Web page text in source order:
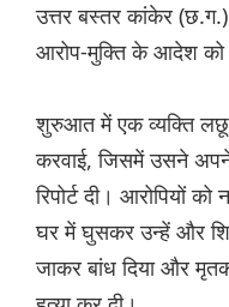
उत्तर बस्तर कांकेर
आरोप-मुक्ति के आदेश को
शुरुआत में एक व्यक्ति
करवाई, जिसमें उसने अपने
रिपोर्ट दी। आरोपियों
घर में घुसकर उन्हें और
जाकर बांध दिया और